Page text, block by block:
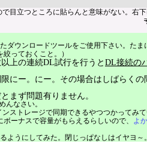
目立つところに貼らんと意味がない。右
ダウンロードツールをご使用下さい。た
っておくこと。）
上の連続DL試行を行うとDL接続の
にー。にー。その場合はしばらく
まず問題有りません。
んなさい。
ストレージで同期できるやつつかってみて
ーナスで容量がもらえるらしいので、 よ
ようにしてみた。閉じっぱなしはイヤヨ～。